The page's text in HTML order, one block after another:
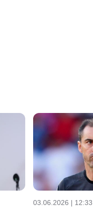
03.06.2026 | 12:33